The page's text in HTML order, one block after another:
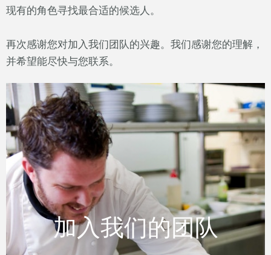
现有的角色寻找最合适的候选人。
再次感谢您对加入我们团队的兴趣。我们感谢您的理解，
并希望能尽快与您联系。
加入我们的团队
我们很乐意收到您的回应
加入我们的团队
如果你有经验，而我们正在寻找适合汉
密尔顿岛的技能，我们很乐意收到您的